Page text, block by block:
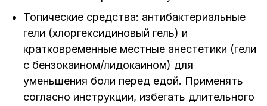
Топические средства: антибактериальные
гели (хлоргексидиновый гель) и
кратковременные местные анестетики (гели
с бензокаином/лидокаином) для
уменьшения боли перед едой. Применять
согласно инструкции, избегать длительного